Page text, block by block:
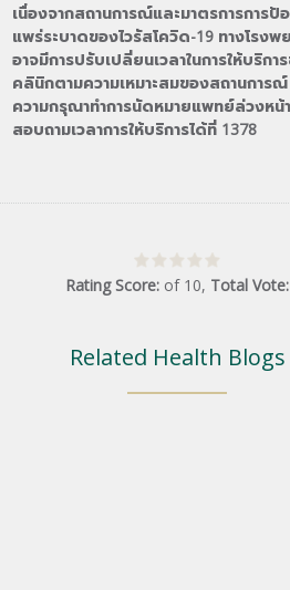
เนื่องจากสถานการณ์และมาตรการการป้
แพร่ระบาดของไวรัสโควิด-19 ทางโรงพ
อาจมีการปรับเปลี่ยนเวลาในการให้บริกา
คลินิกตามความเหมาะสมของสถานการ
ความกรุณาทำการนัดหมายแพทย์ล่วงหน้
สอบถามเวลาการให้บริการได้ที่ 1378
Rating Score: of 10, Total Vote:
Related Health Blogs